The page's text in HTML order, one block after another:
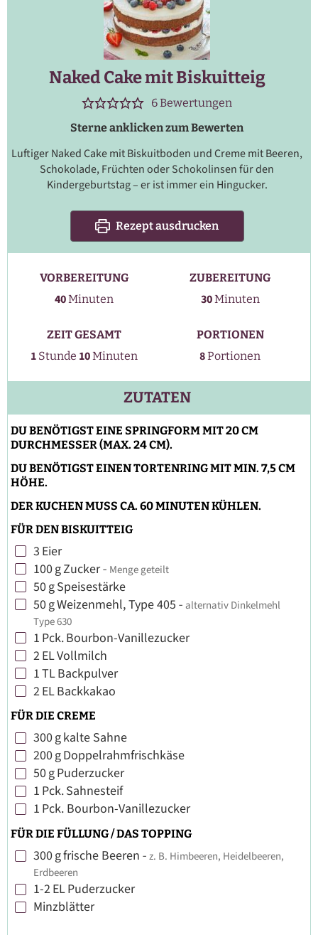
Naked Cake mit Biskuitteig
6Bewertungen
Sterne anklicken zum Bewerten
Luftiger Naked Cake mit Biskuitboden und Creme mit Beeren,
Schokolade, Früchten oder Schokolinsen für den
Kindergeburtstag – er ist immer ein Hingucker.
Rezept ausdrucken
VORBEREITUNG
40Minuten
Minuten
ZUBEREITUNG
30Minuten
Minuten
ZEIT GESAMT
1 Stunde
Stunde 10Minuten
Minuten
PORTIONEN
8Portionen
ZUTATEN
DU BENÖTIGST EINE SPRINGFORM MIT 20 CM
DURCHMESSER (MAX. 24 CM).
DU BENÖTIGST EINEN TORTENRING MIT MIN. 7,5 CM
HÖHE.
DER KUCHEN MUSS CA. 60 MINUTEN KÜHLEN.
FÜR DEN BISKUITTEIG
▢
3 Eier
▢
100gZucker- Menge geteilt
▢
50gSpeisestärke
▢
50gWeizenmehl, Type 405 - alternativ Dinkelmehl
Type 630
▢
1 Pck.Bourbon-Vanillezucker
▢
2ELVollmilch
▢
1TLBackpulver
▢
2ELBackkakao
FÜR DIE CREME
▢
300gkalte Sahne
▢
200gDoppelrahmfrischkäse
▢
50gPuderzucker
▢
1 Pck.Sahnesteif
▢
1 Pck. Bourbon-Vanillezucker
FÜR DIE FÜLLUNG / DAS TOPPING
▢
300gfrische Beeren - z. B. Himbeeren, Heidelbeeren,
Erdbeeren
▢
1-2ELPuderzucker
▢
Minzblätter